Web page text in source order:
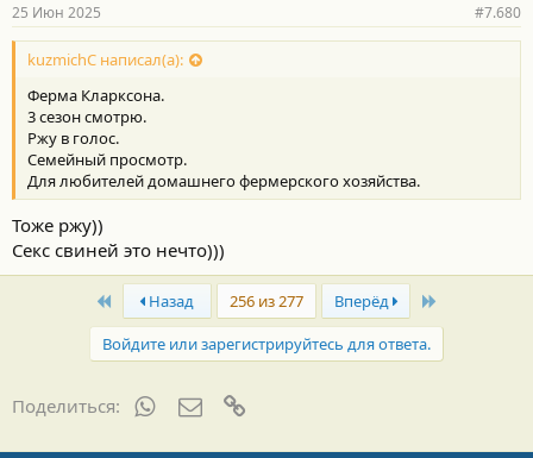
25 Июн 2025 #7.680
kuzmichC написал(а):
Ферма Кларксона.
3 сезон смотрю.
Ржу в голос.
Семейный просмотр.
Для любителей домашнего фермерского хозяйства.
Тоже ржу))
Секс свиней это нечто)))
First Назад 256 из 277 Вперёд
Войдите или зарегистрируйтесь для ответа.
Поделиться: WhatsAppЭлектронная почта